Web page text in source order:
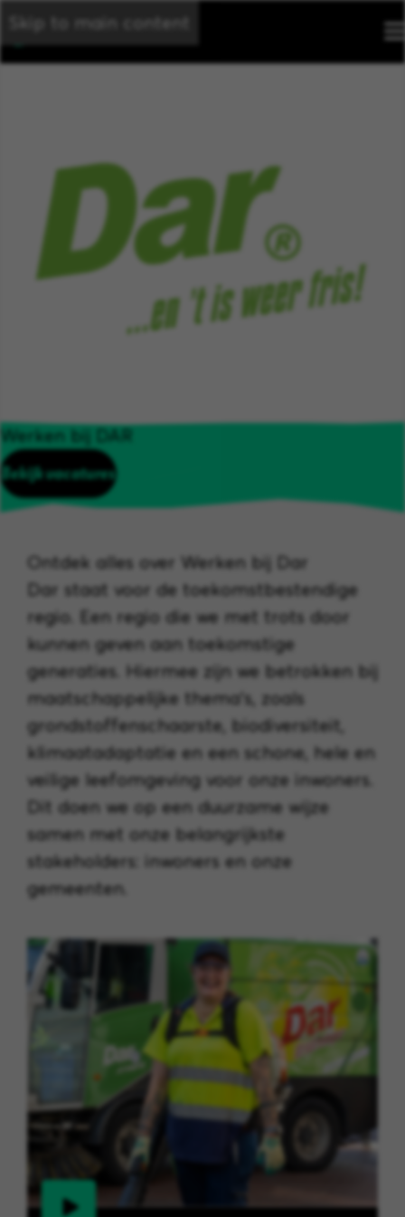
Skip to main content
Werken bij DAR
Bekijk vacatures
Ontdek alles over Werken bij Dar
Dar staat voor de toekomstbestendige
regio. Een regio die we met trots door
kunnen geven aan toekomstige
generaties. Hiermee zijn we betrokken bij
maatschappelijke thema’s, zoals
grondstoffenschaarste, biodiversiteit,
klimaatadaptatie en een schone, hele en
veilige leefomgeving voor onze inwoners.
Dit doen we op een duurzame wijze
samen met onze belangrijkste
stakeholders: inwoners en onze
gemeenten.